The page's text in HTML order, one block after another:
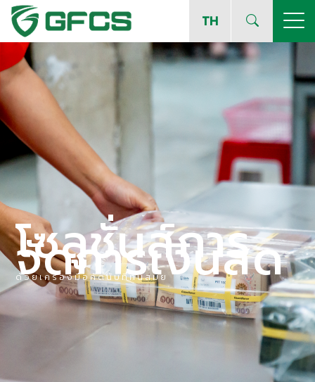
TH
โซลูชั่นส์การ
จัดการเงินสด
ด้วยเครื่องมือคัดนับที่ทันสมัย